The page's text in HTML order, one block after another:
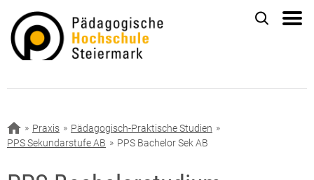
Praxis
Pädagogisch-Praktische Studien
PPS Sekundarstufe AB
PPS Bachelor Sek AB